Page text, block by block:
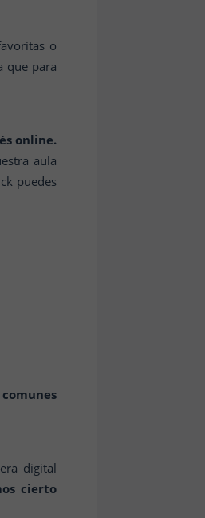
o
que para
online.
aula
puedes
digital
cierto